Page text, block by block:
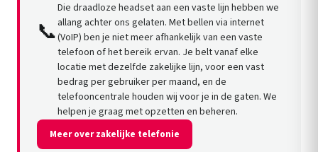
📞
Die draadloze headset aan een vaste lijn hebben we
allang achter ons gelaten. Met bellen via internet
(VoIP) ben je niet meer afhankelijk van een vaste
telefoon of het bereik ervan. Je belt vanaf elke
locatie met dezelfde zakelijke lijn, voor een vast
bedrag per gebruiker per maand, en de
telefooncentrale houden wij voor je in de gaten. We
helpen je graag met opzetten en beheren.
Meer over zakelijke telefonie